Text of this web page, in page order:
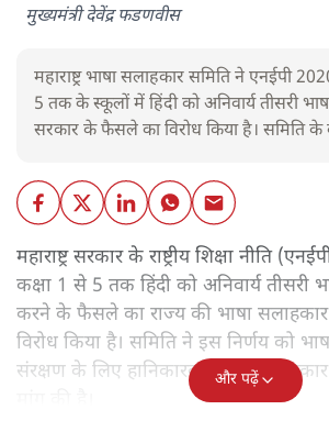
मुख्यमंत्री देवेंद्र फडणवीस
महाराष्ट्र भाषा सलाहकार समिति ने एनईपी
5 तक के स्कूलों में हिंदी को अनिवार्य तीसरी
सरकार के फैसले का विरोध किया है। समिति के
महाराष्ट्र सरकार के राष्ट्रीय शिक्षा नीति
कक्षा 1 से 5 तक हिंदी को अनिवार्य
करने के फैसले का राज्य की भाषा
विरोध किया है। समिति ने इस निर्णय को
संरक्षण के लिए हानिकारक बताते हुए
और पढ़ें